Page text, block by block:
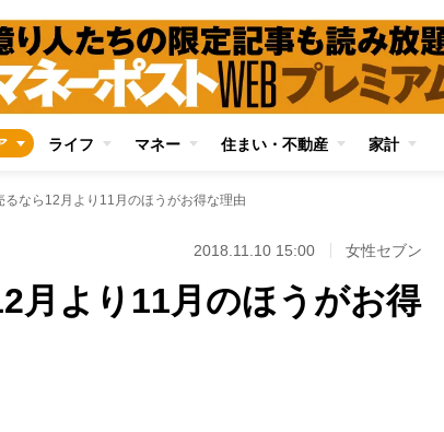
ライフ マネー 住まい・不動産 家計
るなら12月より11月のほうがお得な理由
2018.11.10 15:00 女性セブン
月より11月のほうがお得